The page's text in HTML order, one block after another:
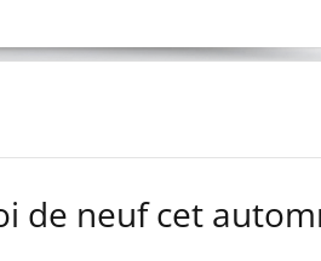
de neuf cet